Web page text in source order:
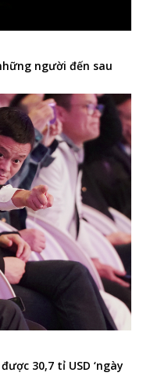
người đến sau
30,7 tỉ USD ‘ngày